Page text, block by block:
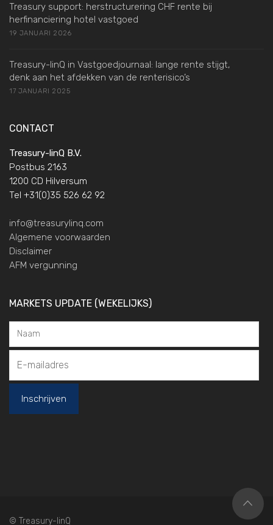
Treasury support: herstructurering CHF rente bij
herfinanciering hotel vastgoed
19 JANUARI 2026
Treasury-linQ in Vastgoedjournaal: lange rente stijgt,
denk aan het afdekken van de renterisico’s
17 JANUARI 2025
CONTACT
Treasury-linQ B.V.
Postbus 2163
1200 CD Hilversum
Tel +31(0)35 526 62 92
info@treasurylinq.com
Algemene voorwaarden
Disclaimer
AFM vergunning
MARKETS UPDATE (WEKELIJKS)
© Treasury-linQ